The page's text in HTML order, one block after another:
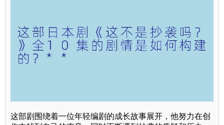
这部剧围绕着一位年轻编剧的成长故事展开，他努力在创